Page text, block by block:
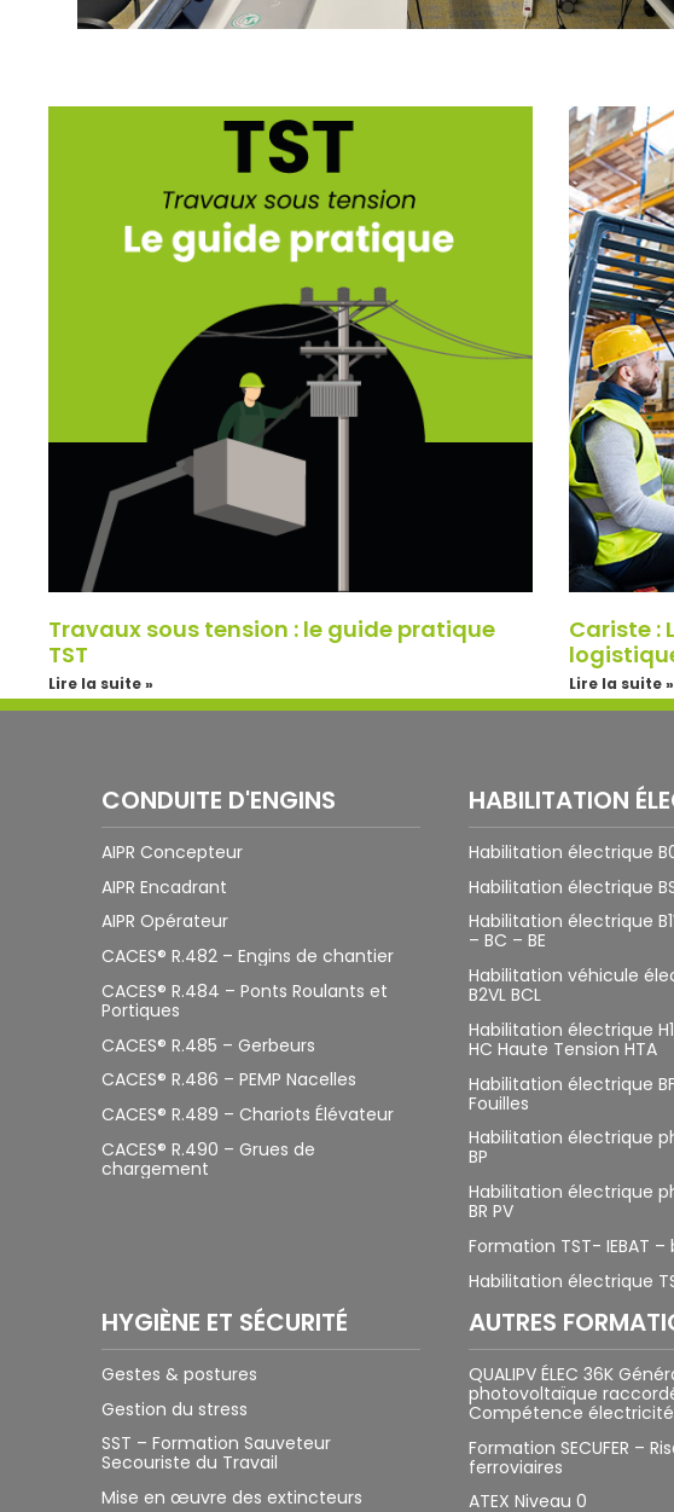
Travaux sous tension : le guide pratique
TST
Lire la suite »
Cariste :
Lire la suite »
CONDUITE D'ENGINS
AIPR Concepteur
AIPR Encadrant
AIPR Opérateur
CACES® R.482 – Engins de chantier
CACES® R.484 – Ponts Roulants et
Portiques
CACES® R.485 – Gerbeurs
CACES® R.486 – PEMP Nacelles
CACES® R.489 – Chariots Élévateur
CACES® R.490 – Grues de
chargement
HABILITATION
Habilitation électrique
Habilitation électrique
Habilitation électrique
– BC – BE
Habilitation véhicule
B2VL BCL
Habilitation électrique
HC Haute Tension HTA
Habilitation électrique
Fouilles
Habilitation électrique
BP
Habilitation électrique
BR PV
Formation TST- IEBAT
Habilitation électrique
HYGIÈNE ET SÉCURITÉ
Gestes & postures
Gestion du stress
SST – Formation Sauveteur
Secouriste du Travail
Mise en œuvre des extincteurs
AUTRES
QUALIPV ÉLEC 36K
photovoltaïque
Compétence électricité
Formation SECUFER –
ferroviaires
ATEX Niveau 0